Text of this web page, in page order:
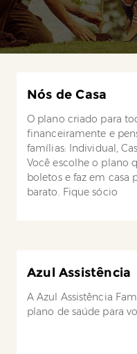
Nós de Casa
O plano criado para
financeiramente e
famílias: Individual,
Você escolhe o plano
boletos e faz em casa
barato. Fique sócio
Azul Assistência
A Azul Assistência
plano de saúde para